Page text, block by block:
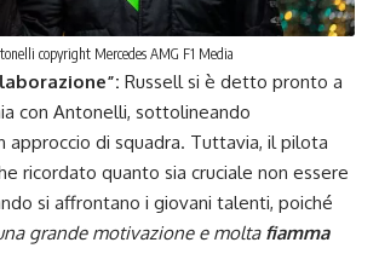
copyright Mercedes AMG F1 Media
Russell si è detto pronto a
con Antonelli, sottolineando
approccio di squadra. Tuttavia, il pilota
ricordato quanto sia cruciale non essere
si affrontano i giovani talenti, poiché
grande motivazione e molta fiamma